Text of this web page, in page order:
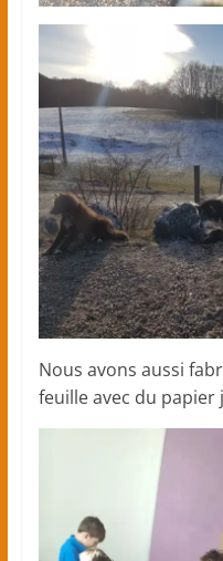
Nous avons aussi
feuille avec du